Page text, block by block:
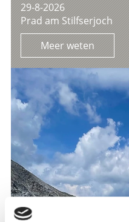
29-8-2026
Prad am Stilfserjoch
Meer weten